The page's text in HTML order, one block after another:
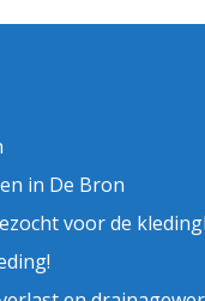
in De Bron
voor de